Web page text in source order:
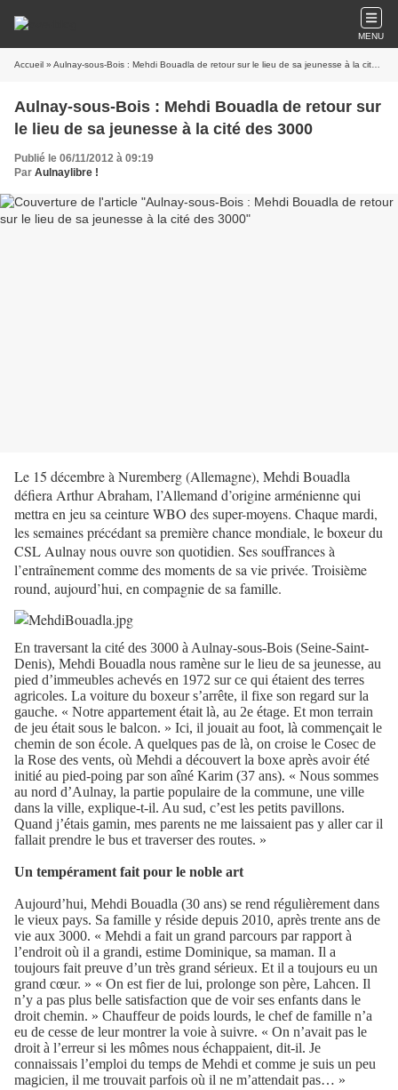
MENU
Accueil » Aulnay-sous-Bois : Mehdi Bouadla de retour sur le lieu de sa jeunesse à la cité des 3000
Aulnay-sous-Bois : Mehdi Bouadla de retour sur
le lieu de sa jeunesse à la cité des 3000
Publié le 06/11/2012 à 09:19
Par Aulnaylibre !
Le 15 décembre à Nuremberg (Allemagne), Mehdi Bouadla
défiera Arthur Abraham, l’Allemand d’origine arménienne qui
mettra en jeu sa ceinture WBO des super-moyens. Chaque mardi,
les semaines précédant sa première chance mondiale, le boxeur du
CSL Aulnay nous ouvre son quotidien. Ses souffrances à
l’entraînement comme des moments de sa vie privée. Troisième
round, aujourd’hui, en compagnie de sa famille.
En traversant la cité des 3000 à Aulnay-sous-Bois (Seine-Saint-
Denis), Mehdi Bouadla nous ramène sur le lieu de sa jeunesse, au
pied d’immeubles achevés en 1972 sur ce qui étaient des terres
agricoles. La voiture du boxeur s’arrête, il fixe son regard sur la
gauche. « Notre appartement était là, au 2e étage. Et mon terrain
de jeu était sous le balcon. » Ici, il jouait au foot, là commençait le
chemin de son école. A quelques pas de là, on croise le Cosec de
la Rose des vents, où Mehdi a découvert la boxe après avoir été
initié au pied-poing par son aîné Karim (37 ans). « Nous sommes
au nord d’Aulnay, la partie populaire de la commune, une ville
dans la ville, explique-t-il. Au sud, c’est les petits pavillons.
Quand j’étais gamin, mes parents ne me laissaient pas y aller car il
fallait prendre le bus et traverser des routes. »
Un tempérament fait pour le noble art
Aujourd’hui, Mehdi Bouadla (30 ans) se rend régulièrement dans
le vieux pays. Sa famille y réside depuis 2010, après trente ans de
vie aux 3000. « Mehdi a fait un grand parcours par rapport à
l’endroit où il a grandi, estime Dominique, sa maman. Il a
toujours fait preuve d’un très grand sérieux. Et il a toujours eu un
grand cœur. » « On est fier de lui, prolonge son père, Lahcen. Il
n’y a pas plus belle satisfaction que de voir ses enfants dans le
droit chemin. » Chauffeur de poids lourds, le chef de famille n’a
eu de cesse de leur montrer la voie à suivre. « On n’avait pas le
droit à l’erreur si les mômes nous échappaient, dit-il. Je
connaissais l’emploi du temps de Mehdi et comme je suis un peu
magicien, il me trouvait parfois où il ne m’attendait pas… »